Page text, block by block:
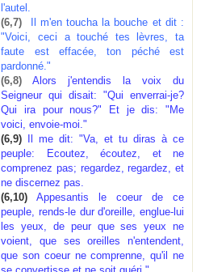
l'autel.
(6,7)
Il m'en toucha la bouche et dit :
"Voici, ceci a touché tes lèvres, ta
faute est effacée, ton péché est
pardonné."
(6,8) Alors j'entendis la voix du
Seigneur qui disait: "Qui enverrai-je?
Qui ira pour nous?" Et je dis: "Me
voici, envoie-moi."
(6,9) Il me dit: "Va, et tu diras à ce
peuple: Ecoutez, écoutez, et ne
comprenez pas; regardez, regardez, et
ne discernez pas.
(6,10) Appesantis le coeur de ce
peuple, rends-le dur d'oreille, englue-lui
les yeux, de peur que ses yeux ne
voient, que ses oreilles n'entendent,
que son coeur ne comprenne, qu'il ne